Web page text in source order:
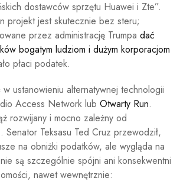
dostawców sprzętu Huawei i Zte”.
projekt jest skutecznie bez steru;
przez administrację Trumpa dać
bogatym ludziom i dużym korporacjom
płaci podatek.
w ustanowieniu alternatywnej technologii
Access Network lub Otwarty Run.
rozwijany i mocno zależny od
Senator Teksasu Ted Cruz przewodził,
na obniżki podatków, ale wygląda na
są szczególnie spójni ani konsekwentni
nawet wewnętrznie: